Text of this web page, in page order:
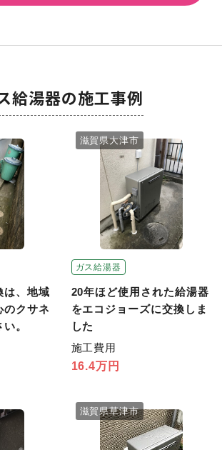
給湯器の施工事例
は、地域
のクサネ
。
ガス給湯器
滋賀県大津市
20年ほど使用された給湯器
をエコジョーズに交換しま
した
施工費用
16.4万円
滋賀県草津市